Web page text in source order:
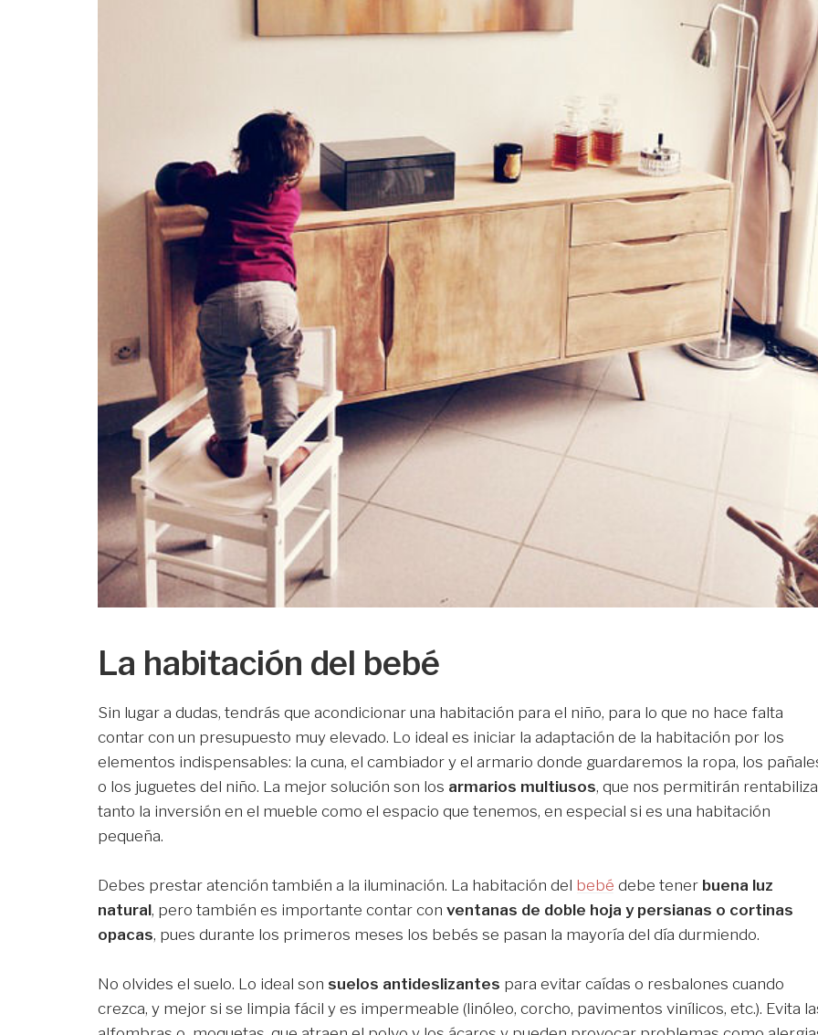
La habitación del bebé
Sin lugar a dudas, tendrás que acondicionar una habitación para el niño, para lo que no hace falta
contar con un presupuesto muy elevado. Lo ideal es iniciar la adaptación de la habitación por los
elementos indispensables: la cuna, el cambiador y el armario donde guardaremos la ropa, los
o los juguetes del niño. La mejor solución son los armarios multiusos, que nos permitirán
tanto la inversión en el mueble como el espacio que tenemos, en especial si es una habitación
pequeña.
Debes prestar atención también a la iluminación. La habitación del bebé debe tener buena luz
natural, pero también es importante contar con ventanas de doble hoja y persianas o cortinas
opacas, pues durante los primeros meses los bebés se pasan la mayoría del día durmiendo.
No olvides el suelo. Lo ideal son suelos antideslizantes para evitar caídas o resbalones cuando
crezca, y mejor si se limpia fácil y es impermeable (linóleo, corcho, pavimentos vinílicos, etc.). Evita